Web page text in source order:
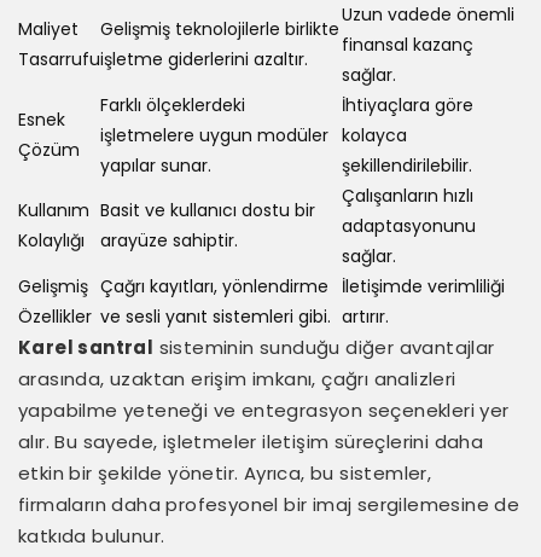
Maliyet
Tasarrufu
Gelişmiş teknolojilerle birlikte
işletme giderlerini azaltır.
Uzun vadede önemli
finansal kazanç
sağlar.
Esnek
Çözüm
Farklı ölçeklerdeki
işletmelere uygun modüler
yapılar sunar.
İhtiyaçlara göre
kolayca
şekillendirilebilir.
Kullanım
Kolaylığı
Basit ve kullanıcı dostu bir
arayüze sahiptir.
Çalışanların hızlı
adaptasyonunu
sağlar.
Gelişmiş
Özellikler
Çağrı kayıtları, yönlendirme
ve sesli yanıt sistemleri gibi.
İletişimde verimliliği
artırır.
Karel santral sisteminin sunduğu diğer avantajlar
arasında, uzaktan erişim imkanı, çağrı analizleri
yapabilme yeteneği ve entegrasyon seçenekleri yer
alır. Bu sayede, işletmeler iletişim süreçlerini daha
etkin bir şekilde yönetir. Ayrıca, bu sistemler,
firmaların daha profesyonel bir imaj sergilemesine de
katkıda bulunur.